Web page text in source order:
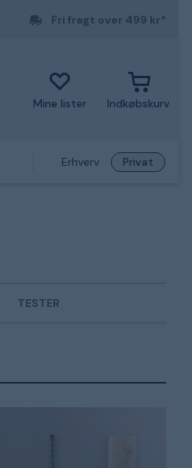
Fri fragt over 499 kr*
Mine lister Indkøbskurv
Erhverv Privat
TESTER